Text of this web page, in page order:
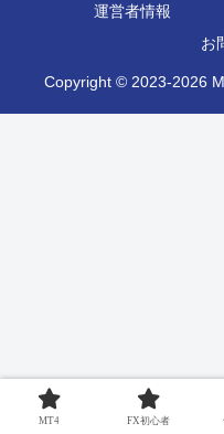
運営者情報
お
Copyright © 2023-2026
MT4 FX初心者